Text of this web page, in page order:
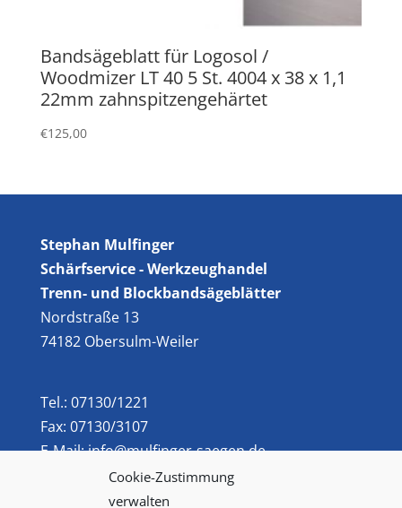
Cookie-Zustimmung
verwalten
Bandsägeblatt für Logosol /
Woodmizer LT 40 5 St. 4004 x 38 x 1,1
22mm zahnspitzengehärtet
€125,00
Stephan Mulfinger
Schärfservice - Werkzeughandel
Trenn- und Blockbandsägeblätter
Nordstraße 13
74182 Obersulm-Weiler
Tel.: 07130/1221
Fax: 07130/3107
E-Mail: info@mulfinger-saegen.de